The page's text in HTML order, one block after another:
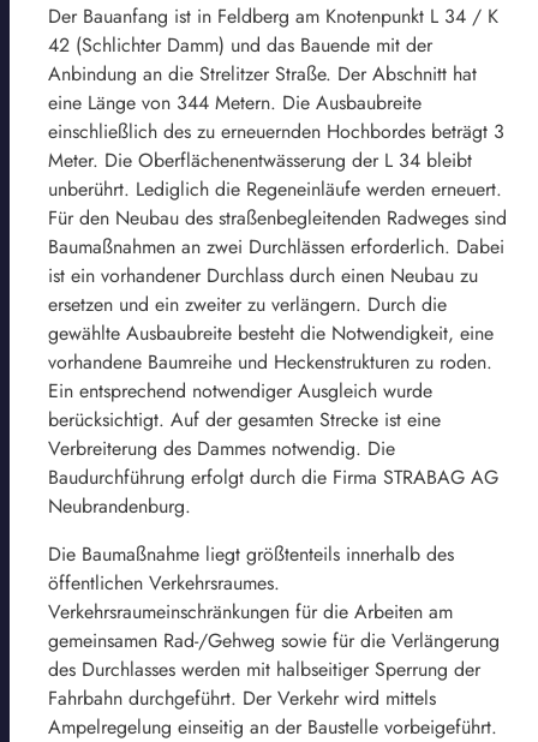
Der Bauanfang ist in Feldberg am Knotenpunkt L 34 / K
42 (Schlichter Damm) und das Bauende mit der
Anbindung an die Strelitzer Straße. Der Abschnitt hat
eine Länge von 344 Metern. Die Ausbaubreite
einschließlich des zu erneuernden Hochbordes beträgt 3
Meter. Die Oberflächenentwässerung der L 34 bleibt
unberührt. Lediglich die Regeneinläufe werden erneuert.
Für den Neubau des straßenbegleitenden Radweges sind
Baumaßnahmen an zwei Durchlässen erforderlich. Dabei
ist ein vorhandener Durchlass durch einen Neubau zu
ersetzen und ein zweiter zu verlängern. Durch die
gewählte Ausbaubreite besteht die Notwendigkeit, eine
vorhandene Baumreihe und Heckenstrukturen zu roden.
Ein entsprechend notwendiger Ausgleich wurde
berücksichtigt. Auf der gesamten Strecke ist eine
Verbreiterung des Dammes notwendig. Die
Baudurchführung erfolgt durch die Firma STRABAG AG
Neubrandenburg.
Die Baumaßnahme liegt größtenteils innerhalb des
öffentlichen Verkehrsraumes.
Verkehrsraumeinschränkungen für die Arbeiten am
gemeinsamen Rad-/Gehweg sowie für die Verlängerung
des Durchlasses werden mit halbseitiger Sperrung der
Fahrbahn durchgeführt. Der Verkehr wird mittels
Ampelregelung einseitig an der Baustelle vorbeigeführt.